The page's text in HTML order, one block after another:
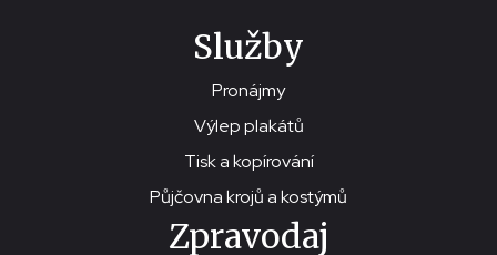
Služby
Pronájmy
Výlep plakátů
Tisk a kopírování
Půjčovna krojů a kostýmů
Zpravodaj